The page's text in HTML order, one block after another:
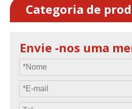
Categoria de
Envie -nos uma